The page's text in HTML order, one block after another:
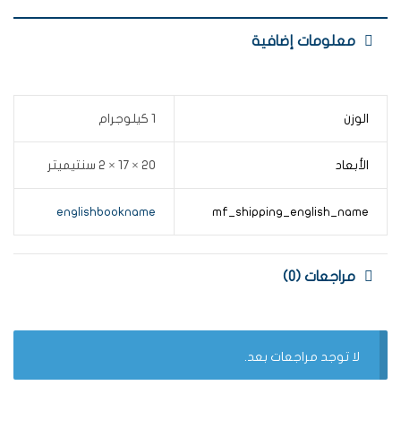
معلومات إضافية
الوزن 1 كيلوجرام
الأبعاد 20 × 17 × 2 سنتيميتر
mf_shipping_english_name
englishbookname
مراجعات (0)
لا توجد مراجعات بعد.